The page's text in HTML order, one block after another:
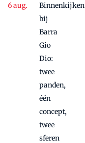
Binnenkijken
bij
Barra
Gio
Dio:
twee
panden,
één
concept,
twee
sferen